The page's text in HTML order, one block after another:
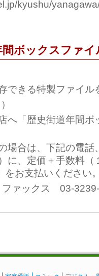
kyushu/
間ボックスファイ
できる特製ファイ
へ「歴史街道年間ボ
場合は、下記の電話
に、定価＋手数料（
をお支払いください
ックス 03-3239-